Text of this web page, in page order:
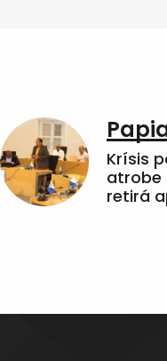
Krísis
atrobe
retirá